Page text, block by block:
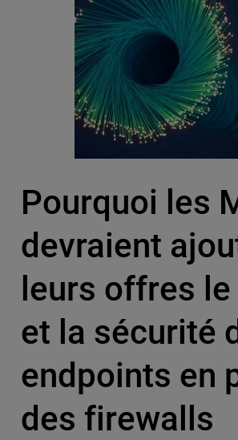
Pourquoi les
devraient
leurs offres le
et la sécurité
endpoints en
des firewalls